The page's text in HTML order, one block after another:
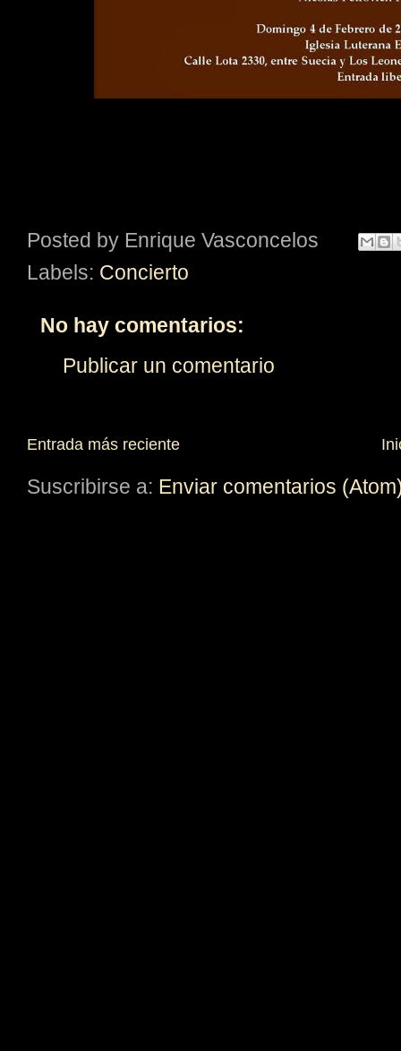
Posted by Enrique Vasconcelos
Labels: Concierto
No hay comentarios:
Publicar un comentario
Entrada más reciente
Suscribirse a: Enviar comentarios